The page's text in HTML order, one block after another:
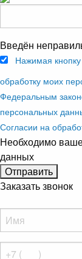
Введён
Нажимая
обработку моих
Федеральным
персональных
Согласии на
Необходимо
данных
Заказать звонок